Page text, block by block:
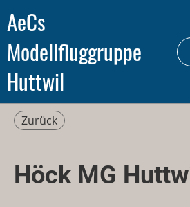
AeCs
Modellfluggruppe
Huttwil
Zurück
Höck MG